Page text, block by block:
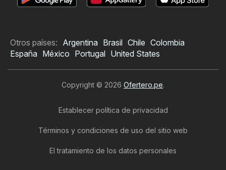
Otros países: Argentina Brasil Chile Colombia
España México Portugal United States
Copyright © 2026 Ofertero.pe.
Establecer política de privacidad
Términos y condiciones de uso del sitio web
El tratamiento de los datos personales